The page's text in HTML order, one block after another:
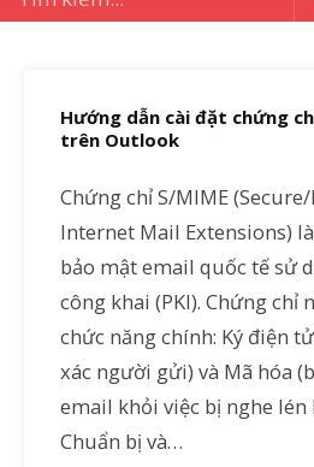
Hướng dẫn cài đặt chứng
trên Outlook
Chứng chỉ S/MIME
Internet Mail Extensions)
bảo mật email quốc tế sử
công khai (PKI). Chứng chỉ
chức năng chính: Ký điện
xác người gửi) và Mã hóa
email khỏi việc bị nghe lén
Chuẩn bị và…